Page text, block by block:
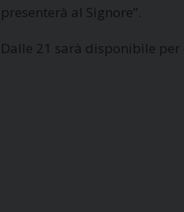
presenterà al Signore”.
Dalle 21 sarà disponibile